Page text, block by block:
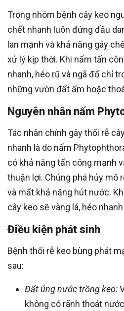
Trong nhóm bệnh cây keo
chết nhanh luôn đứng đầu
lan mạnh và khả năng gây
xử lý kịp thời. Khi nấm tấn
nhanh, héo rũ và ngã đổ chỉ
những vườn đất ẩm hoặc
Nguyên nhân nấm
Tác nhân chính gây thối rễ
nhanh là do nấm
có khả năng tấn công mạnh
thuận lợi. Chúng phá hủy mô
và mất khả năng hút nước.
cây keo sẽ vàng lá, héo
Điều kiện phát sinh
Bệnh thối rễ keo bùng phát
sau:
Đất úng nước trồng keo:
không có rãnh thoát